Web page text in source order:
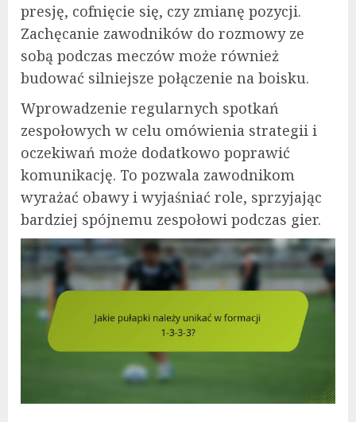
presję, cofnięcie się, czy zmianę pozycji.
Zachęcanie zawodników do rozmowy ze
sobą podczas meczów może również
budować silniejsze połączenie na boisku.
Wprowadzenie regularnych spotkań
zespołowych w celu omówienia strategii i
oczekiwań może dodatkowo poprawić
komunikację. To pozwala zawodnikom
wyrażać obawy i wyjaśniać role, sprzyjając
bardziej spójnemu zespołowi podczas gier.